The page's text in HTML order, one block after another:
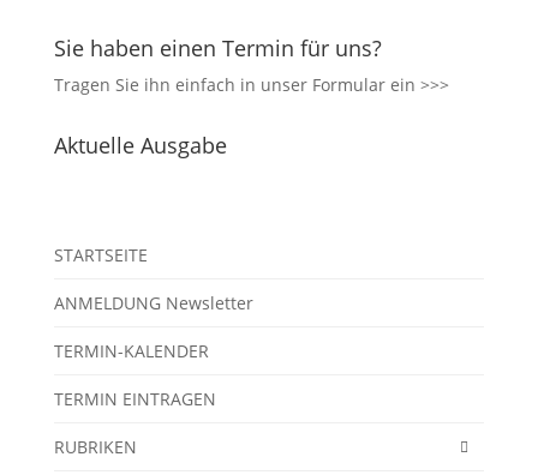
Sie haben einen Termin für uns?
Tragen Sie ihn einfach in unser Formular ein >>>
Aktuelle Ausgabe
STARTSEITE
ANMELDUNG Newsletter
TERMIN-KALENDER
TERMIN EINTRAGEN
RUBRIKEN